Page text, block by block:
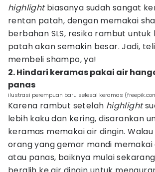
highlightbiasanya sudah sangat
rentan patah, dengan memakai
berbahan SLS, resiko rambut untuk
patah akan semakin besar. Jadi,
membeli shampo, ya!
2. Hindari keramas pakai air
panas
ilustrasi perempuan baru selesai keramas
Karena rambut setelah highlight
lebih kaku dan kering, disarankan
keramas memakai air dingin.
orang yang gemar mandi
atau panas, baiknya mulai